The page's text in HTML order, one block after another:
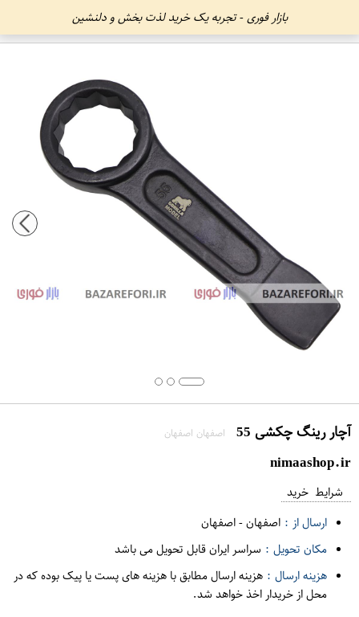
بازار فوری - تجربه یک خرید لذت بخش و دلنشین
آچار رینگ چکشی 55 اصفهان اصفهان
nimaashop.ir
شرایط خرید
ارسال از : اصفهان-اصفهان
مکان تحویل : سراسر ایران قابل تحویل می باشد
هزینه ارسال : هزینه ارسال مطابق با هزینه های پست یا پیک بوده که در
محل از خریدار اخذ خواهد شد.